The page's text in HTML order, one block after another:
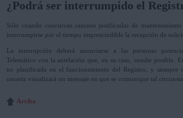
¿Podrá ser interrumpido el
Sólo cuando concurran razones justificadas de
interrumpirse por el tiempo imprescindible la recepción de
La interrupción deberá anunciarse a las personas
Telemático con la antelación que, en su caso, resulte posible.
no planificada en el funcionamiento del Registro, y siempre
usuaria visualizará un mensaje en que se comunique tal
Arriba